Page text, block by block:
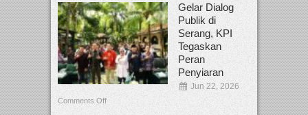
Gelar Dialog
Publik di
Serang, KPI
Tegaskan
Peran
Penyiaran
Jun 22, 2026
Comments Off